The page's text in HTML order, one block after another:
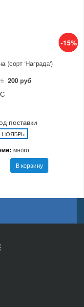
-15%
(сорт 'Награда')
200 руб
поставки
НОЯБРЬ
много
В корзину